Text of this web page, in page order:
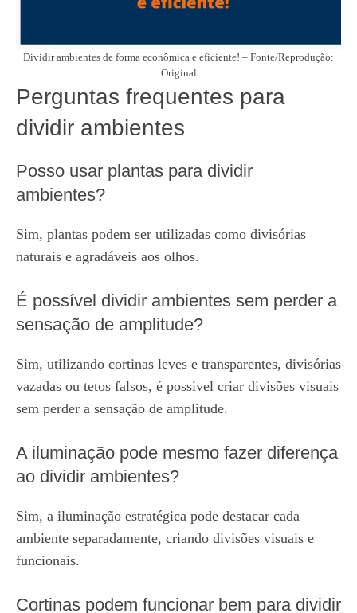
Dividir ambientes de forma econômica e eficiente! – Fonte/Reprodução:
Original
Perguntas frequentes para
dividir ambientes
Posso usar plantas para dividir
ambientes?
Sim, plantas podem ser utilizadas como divisórias
naturais e agradáveis aos olhos.
É possível dividir ambientes sem perder a
sensação de amplitude?
Sim, utilizando cortinas leves e transparentes, divisórias
vazadas ou tetos falsos, é possível criar divisões visuais
sem perder a sensação de amplitude.
A iluminação pode mesmo fazer diferença
ao dividir ambientes?
Sim, a iluminação estratégica pode destacar cada
ambiente separadamente, criando divisões visuais e
funcionais.
Cortinas podem funcionar bem para dividir